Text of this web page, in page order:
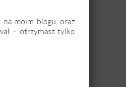
na moim blogu, oraz
– otrzymasz tylko